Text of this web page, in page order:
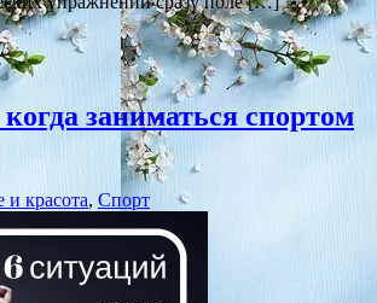
заниматься спортом
и красота, Спорт